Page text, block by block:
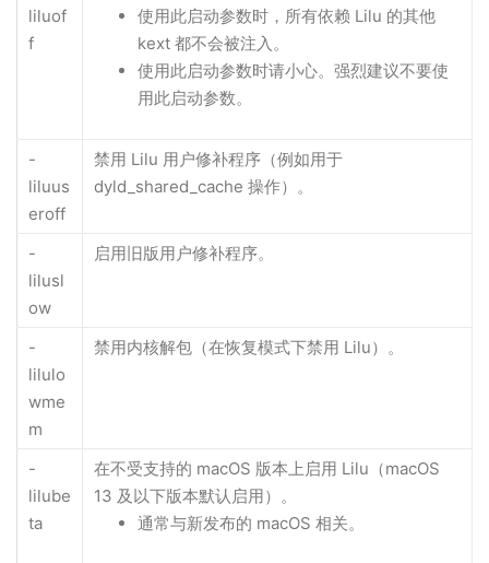
liluof
f
使用此启动参数时，所有依赖 Lilu 的其他
kext 都不会被注入。
使用此启动参数时请小心。强烈建议不要使
用此启动参数。
-
liluus
eroff
禁用 Lilu 用户修补程序（例如用于
dyld_shared_cache 操作）。
-
lilusl
ow
启用旧版用户修补程序。
-
lilulo
wme
m
禁用内核解包（在恢复模式下禁用 Lilu）。
-
lilube
ta
在不受支持的 macOS 版本上启用 Lilu（macOS
13 及以下版本默认启用）。
通常与新发布的 macOS 相关。